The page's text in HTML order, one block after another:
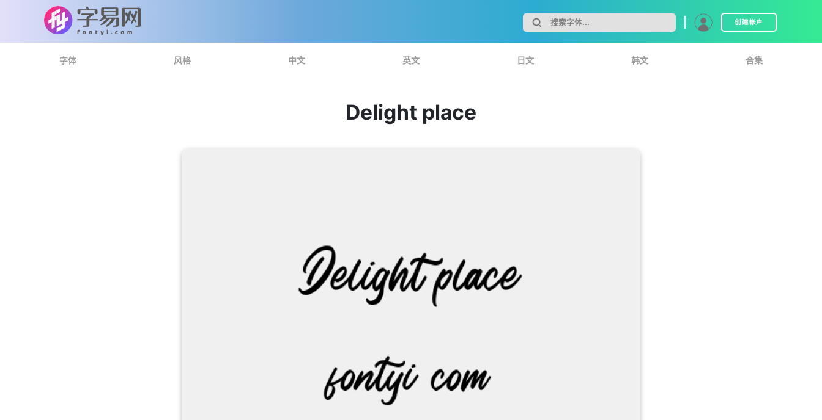
创建帐户
字体 风格 中文 英文 日文 韩文 合集
Delight place